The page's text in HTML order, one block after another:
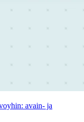
avain- ja